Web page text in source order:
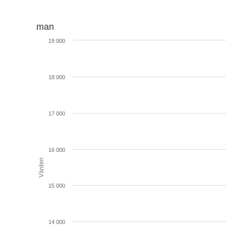
Värden
man
14 000
15 000
16 000
17 000
18 000
19 000